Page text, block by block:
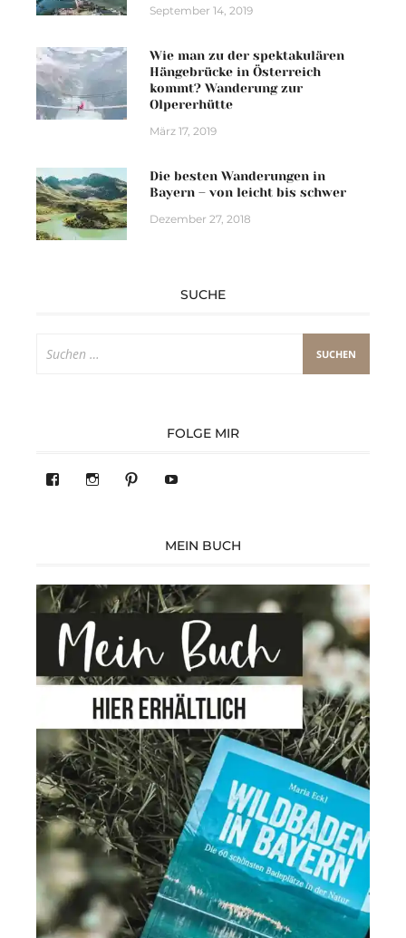
September 14, 2019
Wie man zu der spektakulären
Hängebrücke in Österreich
kommt? Wanderung zur
Olpererhütte
März 17, 2019
Die besten Wanderungen in
Bayern – von leicht bis schwer
Dezember 27, 2018
SUCHE
nach:
FOLGE MIR
Profil Profil
PinterestYouTube
MEIN BUCH